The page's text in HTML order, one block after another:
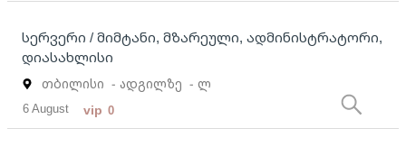
სერვერი / მიმტანი, მზარეული, ადმინისტრატორი,
დიასახლისი
თბილისი - ადგილზე - ლ
6 August vip 0